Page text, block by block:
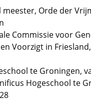
Orde der
Commissie voor
Voorzigt in
te Groningen,
Hogeschool te